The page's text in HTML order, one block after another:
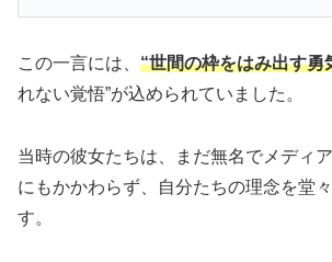
この一言には、 “世間の枠をはみ出す勇
れない覚悟”が込められていました。
当時の彼女たちは、まだ無名でメディ
にもかかわらず、自分たちの理念を堂
す。